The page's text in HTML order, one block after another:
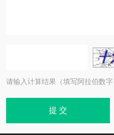
请输入计算结果（填写阿拉伯数